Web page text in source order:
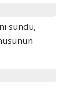
sundu,